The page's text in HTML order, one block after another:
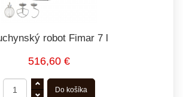
robot Fimar 7 l
516,60 €